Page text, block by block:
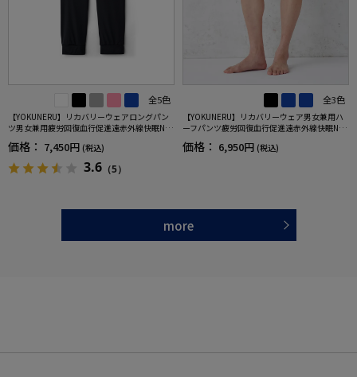
全5色
【YOKUNERU】リカバリーウェアロングパン
ツ男女兼用疲労回復血行促進遠赤外線快眠NA
NOMIX(R)【一般医療機器】SS～LLサイズ
価格： 7,450円 (税込)
3.6 （5）
全3色
【YOKUNERU】リカバリーウェア男女兼用ハ
ーフパンツ疲労回復血行促進遠赤外線快眠NA
NOMIX(R)【一般医療機器】SS～LLサイズ
価格： 6,950円 (税込)
more